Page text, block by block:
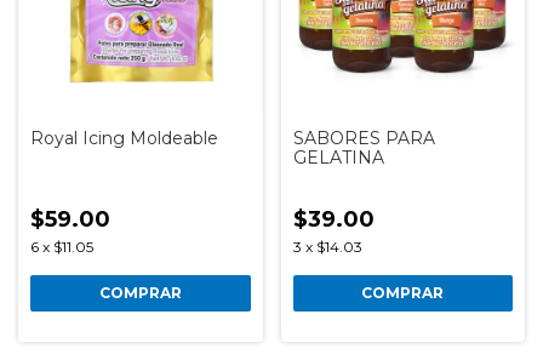
Royal Icing Moldeable
$59.00
6 x $11.05
COMPRAR
SABORES PARA
GELATINA
$39.00
3 x $14.03
COMPRAR